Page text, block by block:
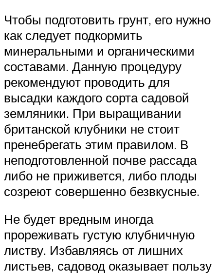
Чтобы подготовить грунт, его нужно
как следует подкормить
минеральными и органическими
составами. Данную процедуру
рекомендуют проводить для
высадки каждого сорта садовой
земляники. При выращивании
британской клубники не стоит
пренебрегать этим правилом. В
неподготовленной почве рассада
либо не приживется, либо плоды
созреют совершенно безвкусные.
Не будет вредным иногда
прореживать густую клубничную
листву. Избавляясь от лишних
листьев, садовод оказывает пользу